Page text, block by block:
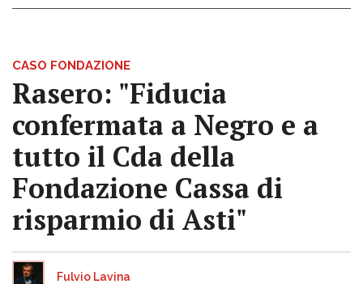
CASO FONDAZIONE
Rasero: "Fiducia
confermata a Negro e a
tutto il Cda della
Fondazione Cassa di
risparmio di Asti"
Fulvio Lavina